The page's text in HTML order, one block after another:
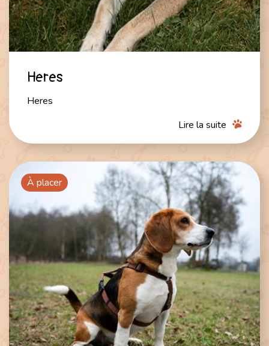
Heres
Heres
Lire la suite
À placer